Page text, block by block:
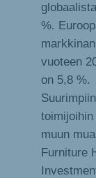
%.
vuoteen
on 5,8 %.
muun
Furniture